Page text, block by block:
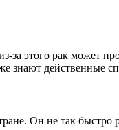
за этого рак может
знают действенные
Он не так быстро